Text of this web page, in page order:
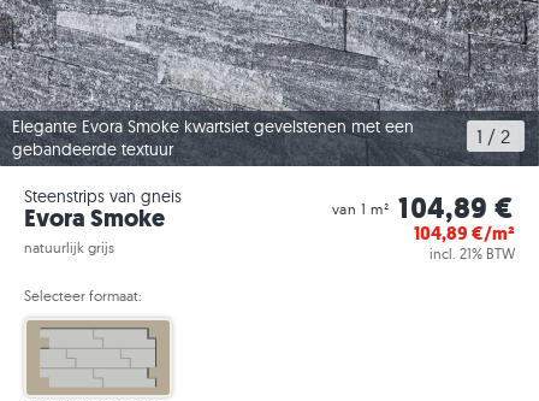
Elegante Evora Smoke kwartsiet gevelstenen met een
gebandeerde textuur
1 / 2
Steenstrips van gneis
Evora Smoke
natuurlijk grijs
van 1 m² 104,89 €
104,89 €/m²
incl. 21% BTW
Selecteer formaat: